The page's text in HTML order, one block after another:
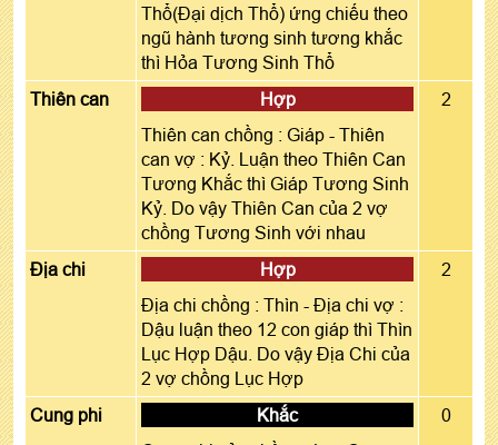
Thổ(Đại dịch Thổ) ứng chiếu theo
ngũ hành tương sinh tương khắc
thì Hỏa Tương Sinh Thổ
Thiên can
Hợp
Thiên can chồng : Giáp - Thiên
can vợ : Kỷ. Luận theo Thiên Can
Tương Khắc thì Giáp Tương Sinh
Kỷ. Do vậy Thiên Can của 2 vợ
chồng Tương Sinh với nhau
2
Địa chi
Hợp
Địa chi chồng : Thìn - Địa chi vợ :
Dậu luận theo 12 con giáp thì Thìn
Lục Hợp Dậu. Do vậy Địa Chi của
2 vợ chồng Lục Hợp
2
Cung phi
Khắc
0